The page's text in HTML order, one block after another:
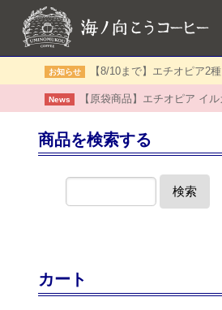
お知らせ 【8/10まで】エチオピア2
News 【原袋商品】エチオピア イ
商品を検索する
検索
カート